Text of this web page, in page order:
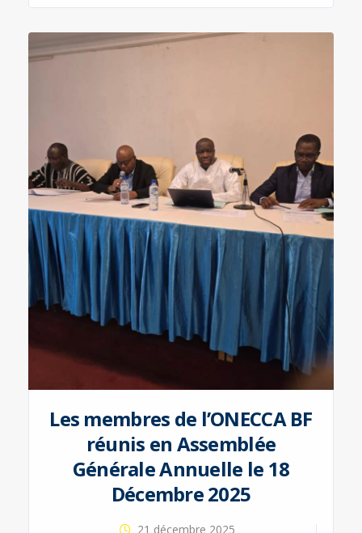
Les membres de l’ONECCA BF
réunis en Assemblée
Générale Annuelle le 18
Décembre 2025
21 décembre 2025